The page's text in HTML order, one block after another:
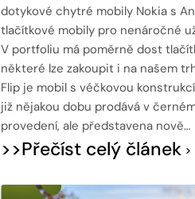
dotykové chytré mobily Nokia s
tlačítkové mobily pro nenáročné
V portfoliu má poměrně dost
některé lze zakoupit i na našem
Flip je mobil s véčkovou
již nějakou dobu prodává v
provedení, ale představena nově…
>>Přečíst celý článek